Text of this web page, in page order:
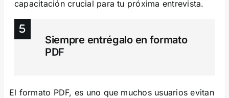
capacitación crucial para tu próxima entrevista.
Siempre entrégalo en formato
PDF
El formato PDF, es uno que muchos usuarios evitan